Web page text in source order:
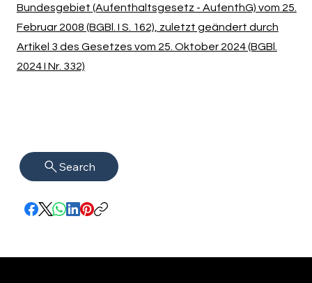
Bundesgebiet (Aufenthaltsgesetz - AufenthG) vom 25.
Februar 2008 (BGBl. I S. 162), zuletzt geändert durch
Artikel 3 des Gesetzes vom 25. Oktober 2024 (BGBl.
2024 I Nr. 332)
Search